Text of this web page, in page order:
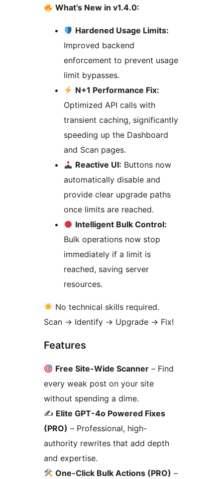
What’s New in v1.4.0:
Hardened Usage Limits:
Improved backend
enforcement to prevent usage
limit bypasses.
N+1 Performance Fix:
Optimized API calls with
transient caching, significantly
speeding up the Dashboard
and Scan pages.
Reactive UI: Buttons now
automatically disable and
provide clear upgrade paths
once limits are reached.
Intelligent Bulk Control:
Bulk operations now stop
immediately if a limit is
reached, saving server
resources.
No technical skills required.
Scan → Identify → Upgrade → Fix!
Features
Free Site-Wide Scanner – Find
every weak post on your site
without spending a dime.
✍️ Elite GPT-4o Powered Fixes
(PRO) – Professional, high-
authority rewrites that add depth
and expertise.
One-Click Bulk Actions (PRO) –